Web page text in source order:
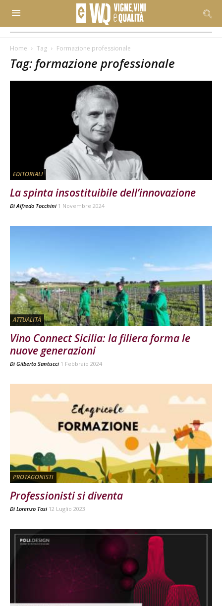
Home Tag Formazione professionale
Tag: formazione professionale
EDITORIALI
La spinta insostituibile dell’innovazione
DiAlfredo Tocchini 1 Novembre 2024
ATTUALITÀ
Vino Connect Sicilia: la filiera forma le
nuove generazioni
Di Gilberto Santucci 1 Febbraio 2024
PROTAGONISTI
Professionisti si diventa
Di Lorenzo Tosi 12 Luglio 2023